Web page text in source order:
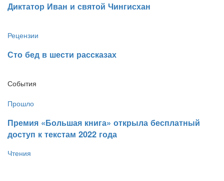
Диктатор Иван и святой Чингисхан
Рецензии
Сто бед в шести рассказах
События
Прошло
​Премия «Большая книга» открыла бесплатный
доступ к текстам 2022 года
Чтения